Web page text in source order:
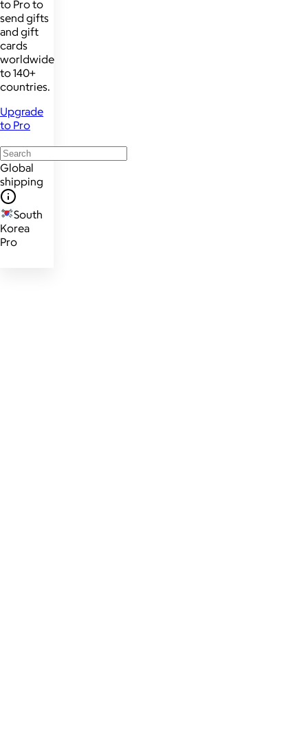
to Pro to
send gifts
and gift
cards
worldwide
to 140+
countries.
Upgrade
to Pro
Global
shipping
South
Korea
Pro